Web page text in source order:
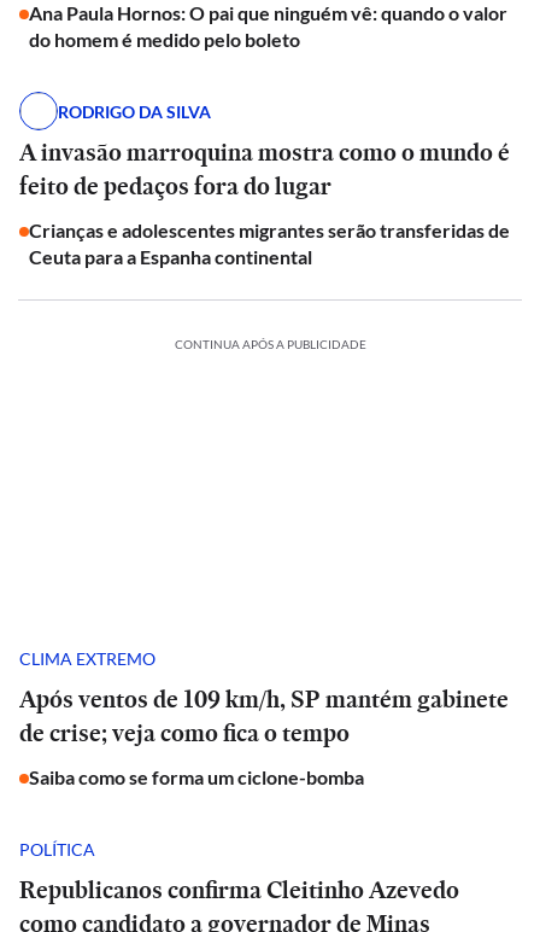
Ana Paula Hornos: O pai que ninguém vê: quando o valor
do homem é medido pelo boleto
RODRIGO DA SILVA
A invasão marroquina mostra como o mundo é
feito de pedaços fora do lugar
Crianças e adolescentes migrantes serão transferidas de
Ceuta para a Espanha continental
CONTINUA APÓS A PUBLICIDADE
CLIMA EXTREMO
Após ventos de 109 km/h, SP mantém gabinete
de crise; veja como fica o tempo
Saiba como se forma um ciclone-bomba
POLÍTICA
Republicanos confirma Cleitinho Azevedo
como candidato a governador de Minas